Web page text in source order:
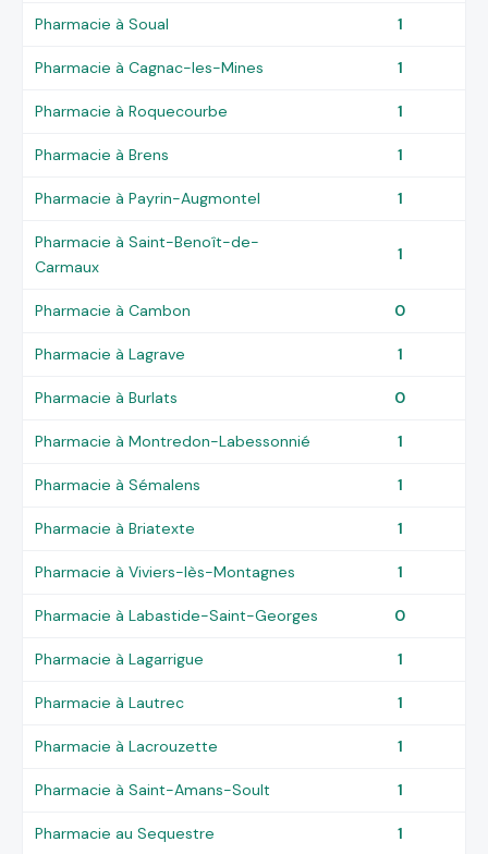
Pharmacie à Soual 1
Pharmacie à Cagnac-les-Mines 1
Pharmacie à Roquecourbe 1
Pharmacie à Brens 1
Pharmacie à Payrin-Augmontel 1
Pharmacie à Saint-Benoît-de-
Carmaux
1
Pharmacie à Cambon 0
Pharmacie à Lagrave 1
Pharmacie à Burlats 0
Pharmacie à Montredon-Labessonnié 1
Pharmacie à Sémalens 1
Pharmacie à Briatexte 1
Pharmacie à Viviers-lès-Montagnes 1
Pharmacie à Labastide-Saint-Georges 0
Pharmacie à Lagarrigue 1
Pharmacie à Lautrec 1
Pharmacie à Lacrouzette 1
Pharmacie à Saint-Amans-Soult 1
Pharmacie au Sequestre 1